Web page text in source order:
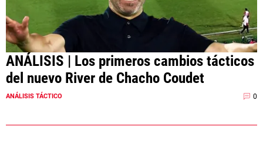
ANÁLISIS | Los primeros cambios tácticos
del nuevo River de Chacho Coudet
ANÁLISIS TÁCTICO 0